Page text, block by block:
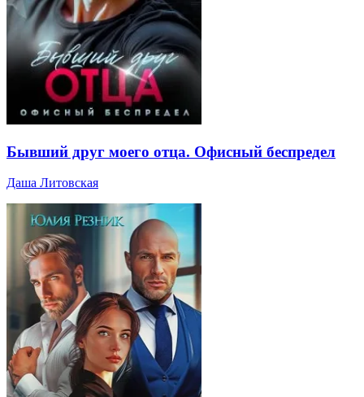
Бывший друг моего отца. Офисный беспредел
Даша Литовская